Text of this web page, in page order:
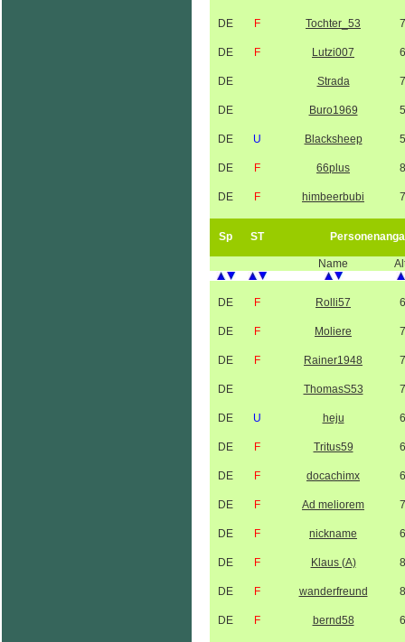
DE F Tochter_53
DE F Lutzi007
DE Strada
DE Buro1969
DE U Blacksheep
DE F 66plus
DE F himbeerbubi
Sp ST
Name
DE F Rolli57
DE F Moliere
DE F Rainer1948
DE ThomasS53
DE U heju
DE F Tritus59
DE F docachimx
DE F Ad meliorem
DE F nickname
DE F Klaus (A)
DE F wanderfreund
DE F bernd58